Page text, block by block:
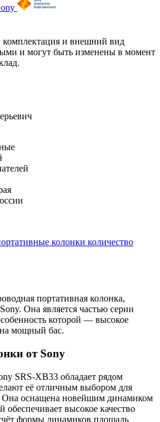
комплектация и внешний вид
и могут быть изменены в момент
колонки количество
портативная колонка,
Она является частью серии
которой — высокое
на мощный бас.
от Sony
SRS-XB33 обладает рядом
её отличным выбором для
оснащена новейшим динамиком
обеспечивает высокое качество
формы динамиков площадь